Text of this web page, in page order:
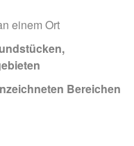
einem Ort
Bereichen